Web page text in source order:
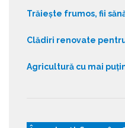
Trăiește frumos, fii
Clădiri renovate
Agricultură cu mai